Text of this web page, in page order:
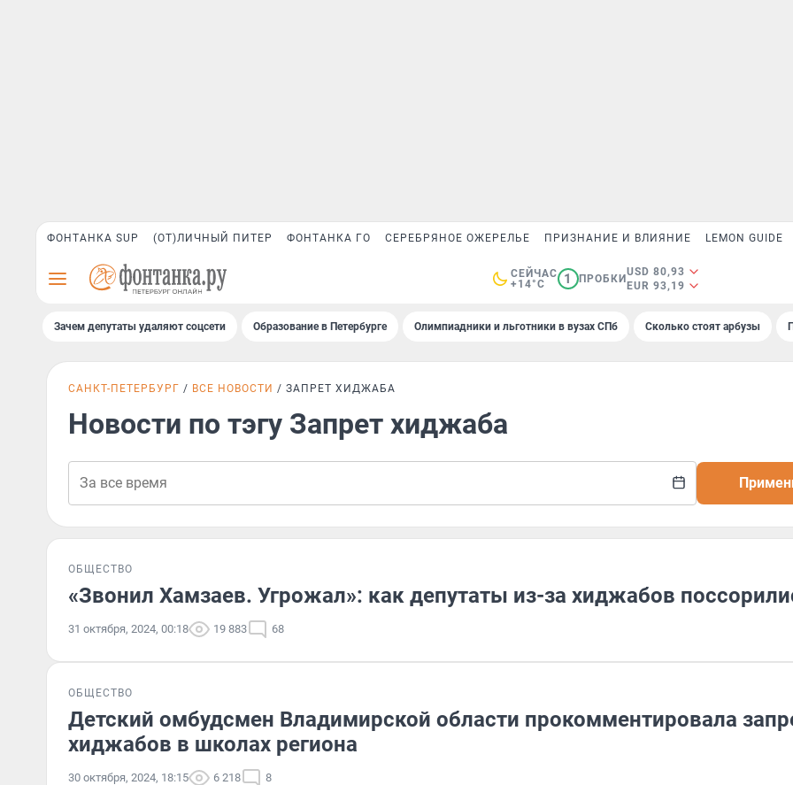
ФОНТАНКА SUP (ОТ)ЛИЧНЫЙ ПИТЕР ФОНТАНКА ГО СЕРЕБРЯНОЕ ОЖЕРЕЛЬЕ ПРИЗНАНИЕ И ВЛИЯНИЕ LEMON GUIDE
СЕЙЧАС
+14°C
1 ПРОБКИ
USD 80,93
EUR 93,19
Зачем депутаты удаляют соцсети Образование в Петербурге Олимпиадники и льготники в вузах СПб Сколько стоят арбузы
САНКТ-ПЕТЕРБУРГ ВСЕ НОВОСТИ ЗАПРЕТ ХИДЖАБА
Новости по тэгу Запрет хиджаба
ОБЩЕСТВО
«Звонил Хамзаев. Угрожал»: как депутаты из-за хиджабов
31 октября, 2024, 00:18 19 883 68
ОБЩЕСТВО
Детский омбудсмен Владимирской области прокомментировала
хиджабов в школах региона
30 октября, 2024, 18:15 6 218 8